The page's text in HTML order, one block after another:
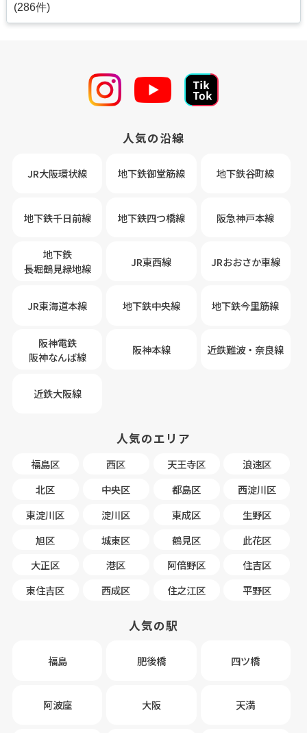
(286件)
人気の沿線
JR大阪環状線 地下鉄御堂筋線 地下鉄谷町線
地下鉄千日前線 地下鉄四つ橋線 阪急神戸本線
地下鉄
長堀鶴見緑地線
JR東西線 JRおおさか車線
JR東海道本線 地下鉄中央線 地下鉄今里筋線
阪神電鉄
阪神なんば線
阪神本線 近鉄難波・奈良線
近鉄大阪線
人気のエリア
福島区 西区 天王寺区
浪速区
北区
中央区 都島区
西淀川区
東淀川区
淀川区 東成区
生野区
旭区
城東区 鶴見区
此花区
大正区
港区 阿倍野区
住吉区
東住吉区
西成区 住之江区 平野区
人気の駅
福島 肥後橋 四ツ橋
阿波座 大阪 天満